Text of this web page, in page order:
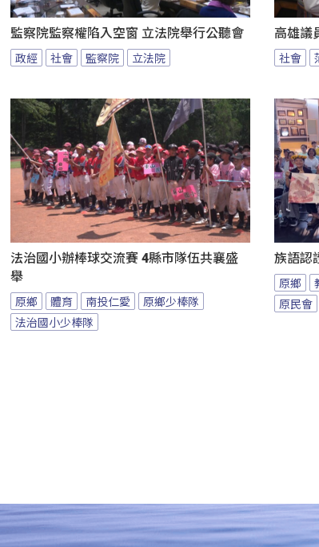
監察院監察權陷入空窗 立法院舉行公聽會
政經 社會 監察院 立法院
高雄議
社會
法治國小辦棒球交流賽 4縣市隊伍共襄盛
舉
原鄉 體育 南投仁愛
原鄉少棒隊
法治國小少棒隊
族語認
原鄉
原民會